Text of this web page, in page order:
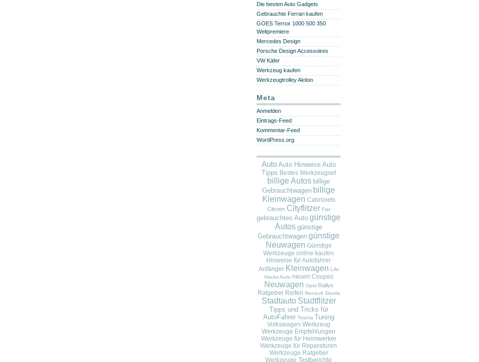
Die besten Auto Gadgets
Gebrauchte Ferrari kaufen
GOES Terrox 1000 500 350
Weltpremiere
Mercedes Design
Porsche Design Accessoires
VW Käfer
Werkzeug kaufen
Werkzeugtrolley Aktion
Meta
Anmelden
Eintrags-Feed
Kommentar-Feed
WordPress.org
Auto Auto Hinweise Auto
Tipps Bestes Werkzeugset
billige Autos billige
Gebrauchtwagen billige
Kleinwagen Cabriolets
Citroen Cityflitzer Fiat
gebrauchtes Auto günstige
Autos günstige
Gebrauchtwagen günstige
Neuwagen Günstige
Werkzeuge online kaufen
Hinweise für Autofahrer
Anfänger Kleinwagen Life
Hacks Auto neuen Coupes
Neuwagen Opel Rallye
Ratgeber Reifen Renault Skoda
Stadtauto Stadtflitzer
Tipps und Tricks für
AutoFahrer Toyota Tuning
Volkswagen Werkzeug
Werkzeuge Empfehlungen
Werkzeuge für Heimwerker
Werkzeuge für Reparaturen
Werkzeuge Ratgeber
Werkzeuge Testberichte